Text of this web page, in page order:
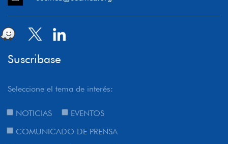
Suscribase
Seleccione el tema de interés:
NOTICIAS
EVENTOS
COMUNICADO DE PRENSA